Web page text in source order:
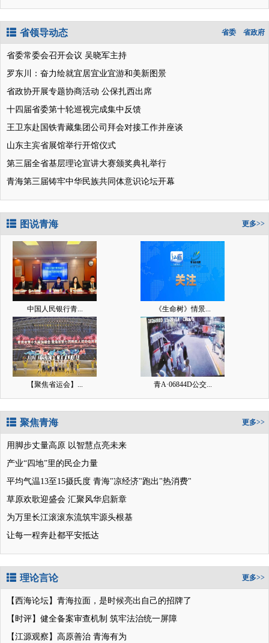
省领导动态 省政府
省委
省委常委会召开会议 吴晓军主持
罗东川：奋力绘就宜居宜业宜游和美新图景
省政协开展专题协商活动 公保扎西出席
十四届省委第十轮巡视完成集中反馈
王卫东赴国铁青藏集团公司拜会对接工作并座谈
山东主宾省展馆举行开馆仪式
第三届全省基层理论宣讲大赛颁奖典礼举行
青海第三届铸牢中华民族共同体意识论坛开幕
图说青海 更多>>
中国人民银行青... 《生命树》情景...
【聚焦省运会】... 青A·06844D公交...
聚焦青海 更多>>
用脚步丈量高原 以智慧点亮未来
产业“四地”里的民企力量
平均气温13至15摄氏度 青海"凉经济"跑出"热消费"
草原欢歌迎盛会 汇聚风华启新章
为万里长江滚滚东流筑牢源头根基
让每一程奔赴都平安抵达
理论言论 更多>>
【西海论坛】青海拉面，是时候亮出自己的招牌了
【时评】健全备案审查机制 筑牢法治统一屏障
【江源观察】高原善治 青海有为